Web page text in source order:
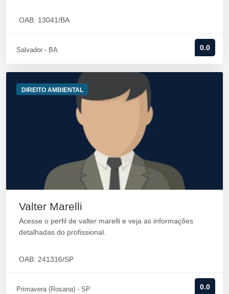
OAB: 13041/BA
Salvador - BA 0.0
DIREITO AMBIENTAL
Valter Marelli
Acesse o perfil de valter marelli e veja as informações
detalhadas do profissional.
OAB: 241316/SP
Primavera (Rosana) - SP 0.0